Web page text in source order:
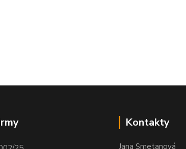
Kontakty
Jana Smetanová